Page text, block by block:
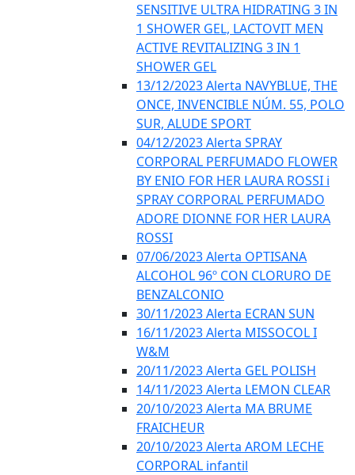
SENSITIVE ULTRA HIDRATING 3 IN
1 SHOWER GEL, LACTOVIT MEN
ACTIVE REVITALIZING 3 IN 1
SHOWER GEL
13/12/2023 Alerta NAVYBLUE, THE
ONCE, INVENCIBLE NÚM. 55, POLO
SUR, ALUDE SPORT
04/12/2023 Alerta SPRAY
CORPORAL PERFUMADO FLOWER
BY ENIO FOR HER LAURA ROSSI i
SPRAY CORPORAL PERFUMADO
ADORE DIONNE FOR HER LAURA
ROSSI
07/06/2023 Alerta OPTISANA
ALCOHOL 96º CON CLORURO DE
BENZALCONIO
30/11/2023 Alerta ECRAN SUN
16/11/2023 Alerta MISSOCOL I
W&M
20/11/2023 Alerta GEL POLISH
14/11/2023 Alerta LEMON CLEAR
20/10/2023 Alerta MA BRUME
FRAICHEUR
20/10/2023 Alerta AROM LECHE
CORPORAL infantil